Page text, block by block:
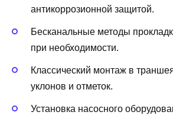
антикоррозионной защитой.
Бесканальные методы
при необходимости.
Классический монтаж в
уклонов и отметок.
Установка насосного